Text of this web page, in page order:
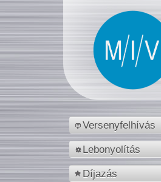
Versenyfelhívás
Lebonyolítás
Díjazás